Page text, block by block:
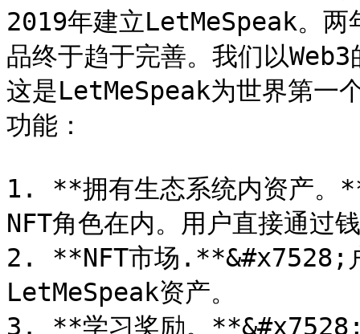
2019年建立LetMeSpeak。两
品终于趋于完善。我们以
这是LetMeSpeak为世界第一
功能：
1. **拥有生态系统内资产。
NFT角色在内。用户直接通过
2. **NFT市场.**&#x7528;户
LetMeSpeak资产。
3. **学习奖励。**&#x7528;